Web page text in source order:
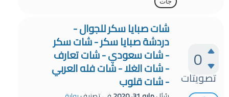
0
تصويتات
شات صبايا سكر للجوال -
دردشة صبايا سكر - شات سكر
- شات سعودي - شات تعارف
- شات الغلا - شات فله العربي
- شات قلوب